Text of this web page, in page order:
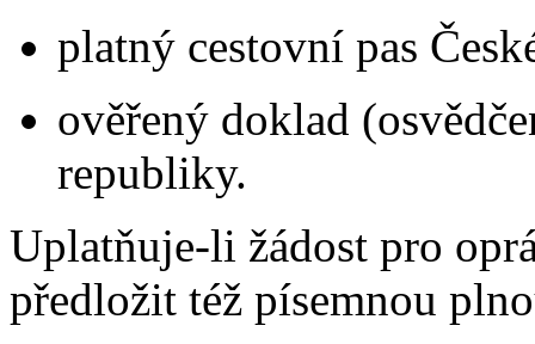
platný cestovní pas
ověřený doklad
republiky.
Uplatňuje-li žádost pro
předložit též písemnou